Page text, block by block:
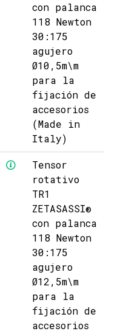
con palanca
118 Newton
30:175
agujero
Ø10,5m\m
para la
fijación de
accesorios
(Made in
Italy)
Tensor
rotativo
TR1
ZETASASSI®
con palanca
118 Newton
30:175
agujero
Ø12,5m\m
para la
fijación de
accesorios